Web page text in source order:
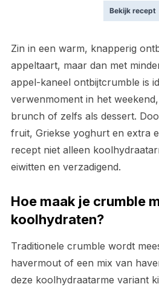
Bekijk recept
Zin in een warm, knapperig
appeltaart, maar dan met
appel-kaneel ontbijtcrumble is
verwenmoment in het
brunch of zelfs als dessert.
fruit, Griekse yoghurt en extra
recept niet alleen
eiwitten en verzadigend.
Hoe maak je crumble
koolhydraten?
Traditionele crumble wordt
havermout of een mix van
deze koolhydraatarme variant